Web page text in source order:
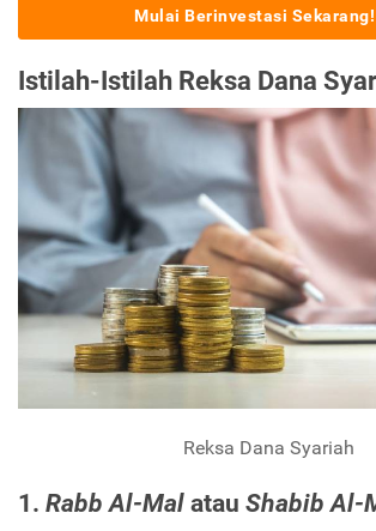
Mulai Berinvestasi Sekarang!
Istilah-Istilah Reksa Dana
Reksa Dana Syariah
1. Rabb Al-Mal atau Shabib Al-